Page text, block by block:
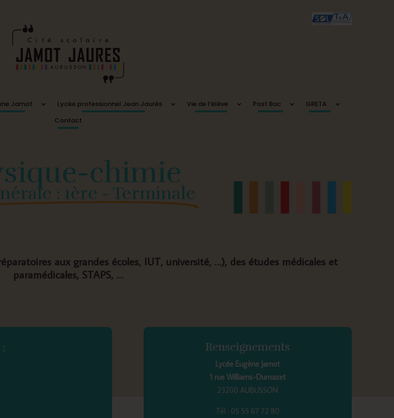
Jamot Lycée professionnel Jean Jaurès Vie de l’élève Post Bac
GRETA
Contact
chimie
: 1ère - Terminale
aux grandes écoles, IUT, université, …), des études médicales et
paramédicales, STAPS, …
Renseignements
Lycée Eugène Jamot
1 rue Williams-Dumazet
23200 AUBUSSON
Tél : 05 55 67 72 80